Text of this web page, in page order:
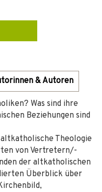
& Autoren
Was sind ihre
Beziehungen sind
Theologie
von Vertretern/-
der altkatholischen
Überblick über